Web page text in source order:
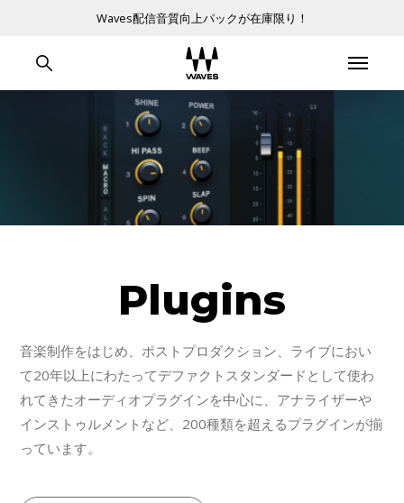
Waves配信音質向上パックが在庫限り！
Plugins
音楽制作をはじめ、ポストプロダクション、ライブにおい
て20年以上にわたってデファクトスタンダードとして使わ
れてきたオーディオプラグインを中心に、アナライザーや
インストゥルメントなど、200種類を超えるプラグインが揃
っています。